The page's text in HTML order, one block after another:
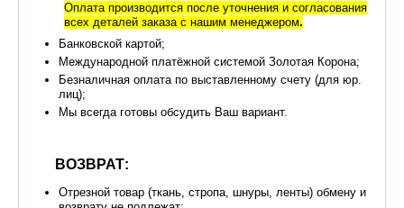
Оплата производится после уточнения и согласования
всех деталей заказа с нашим менеджером.
Банковской картой;
Международной платёжной системой Золотая Корона;
Безналичная оплата по выставленному счету (для юр.
лиц);
Мы всегда готовы обсудить Ваш вариант.
ВОЗВРАТ:
Отрезной товар (ткань, стропа, шнуры, ленты) обмену и